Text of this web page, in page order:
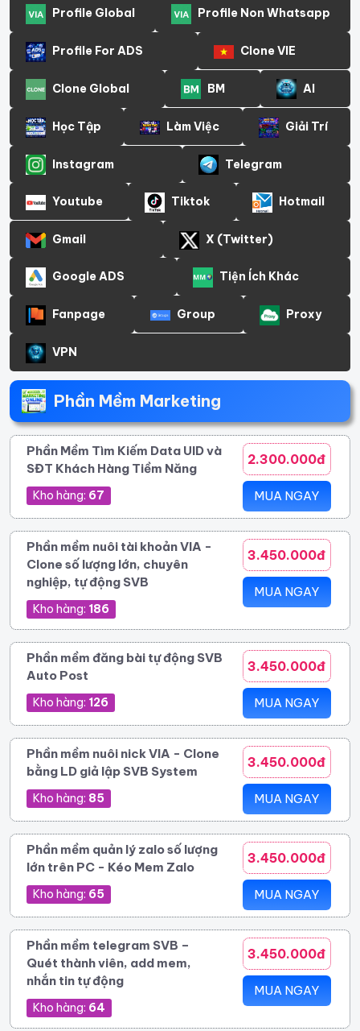
Profile Global Profile Non Whatsapp
Profile For ADS Clone VIE
Clone Global BM AI
Học Tập Làm Việc Giải Trí
Instagram Telegram
Youtube Tiktok Hotmail
Gmail X (Twitter)
Google ADS Tiện Ích Khác
Fanpage Group Proxy
VPN
Phần Mềm Marketing
Phần Mềm Tìm Kiếm Data UID và
SĐT Khách Hàng Tiềm Năng
Kho hàng: 67
2.300.000đ
MUA NGAY
Phần mềm nuôi tài khoản VIA -
Clone số lượng lớn, chuyên
nghiệp, tự động SVB
Kho hàng: 186
3.450.000đ
MUA NGAY
Phần mềm đăng bài tự động SVB
Auto Post
Kho hàng: 126
3.450.000đ
MUA NGAY
Phần mềm nuôi nick VIA - Clone
bằng LD giả lập SVB System
Kho hàng: 85
3.450.000đ
MUA NGAY
Phần mềm quản lý zalo số lượng
lớn trên PC - Kéo Mem Zalo
Kho hàng: 65
3.450.000đ
MUA NGAY
Phần mềm telegram SVB –
Quét thành viên, add mem,
nhắn tin tự động
Kho hàng: 64
3.450.000đ
MUA NGAY